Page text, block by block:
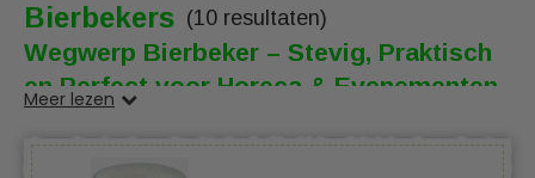
Bierbekers (10 resultaten)
Wegwerp Bierbeker – Stevig, Praktisch
en Perfect voor Horeca & Evenementen
Dezewegwerp bierbekervan stevig plastic is de ideale
keuze voor het serveren van
festivals,
Meer lezen